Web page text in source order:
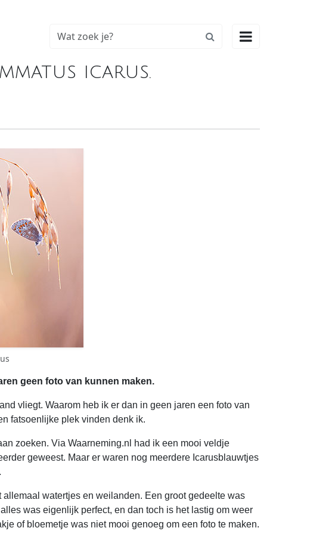

icarus.
geen foto van kunnen maken.
vliegt. Waarom heb ik er dan in geen jaren een foto van
fatsoenlijke plek vinden denk ik.
zoeken. Via Waarneming.nl had ik een mooi veldje
geweest. Maar er waren nog meerdere Icarusblauwtjes
watertjes en weilanden. Een groot gedeelte was
was eigenlijk perfect, en dan toch is het lastig om weer
of bloemetje was niet mooi genoeg om een foto te maken.